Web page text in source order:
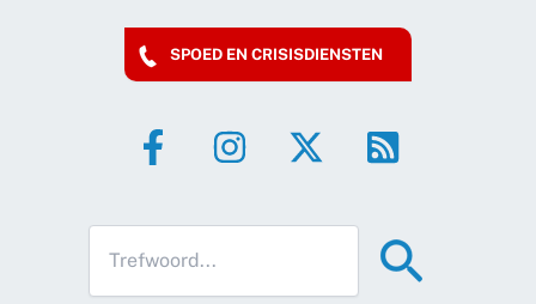
SPOED EN CRISISDIENSTEN